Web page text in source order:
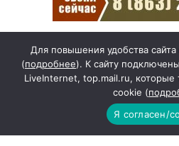
Смолов
Для повышения удобства
(подробнее). К сайту
LiveInternet, top.mail.ru, которые
cookie (
Я согласен/